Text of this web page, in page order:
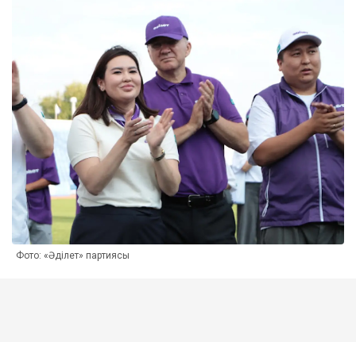
Фото: «Әділет» партиясы